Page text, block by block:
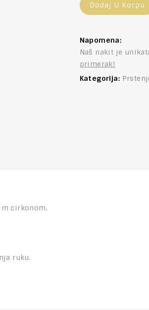
Dodaj U Korpu
Napomena:
Naš nakit je
primerak!
Kategorija:
cirkonom.
ruku.